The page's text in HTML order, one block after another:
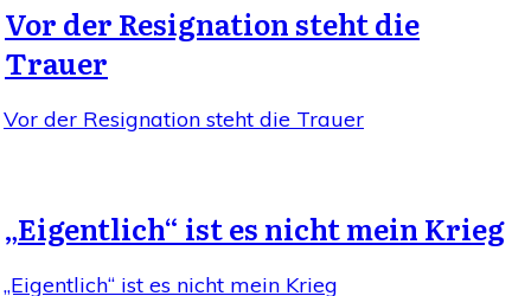
Vor der Resignation steht die
Trauer
Vor der Resignation steht die Trauer
„Eigentlich“ ist es nicht mein Krieg
„Eigentlich“ ist es nicht mein Krieg